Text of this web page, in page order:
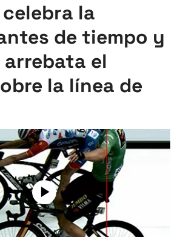
la
de tiempo y
arrebata el
la línea de